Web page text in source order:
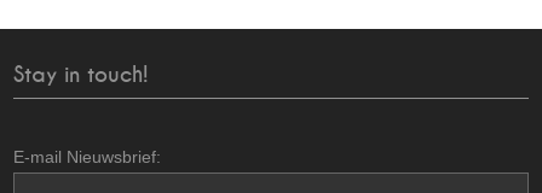
Stay in touch!
E-mail Nieuwsbrief: